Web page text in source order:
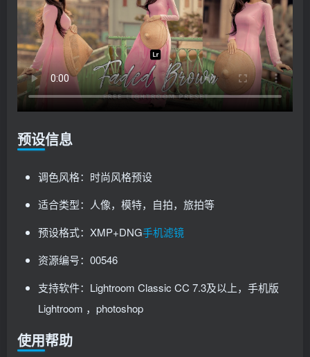
预设信息
调色风格：时尚风格预设
适合类型：人像，模特，自拍，旅拍等
预设格式：XMP+DNG手机滤镜
资源编号：00546
支持软件：Lightroom Classic CC 7.3及以上，手机版
Lightroom ，photoshop
使用帮助